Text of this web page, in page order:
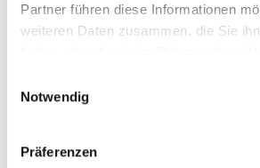
Partner führen diese Informationen
weiteren Daten zusammen, die Sie
Notwendig
Präferenzen
When:
Arrival